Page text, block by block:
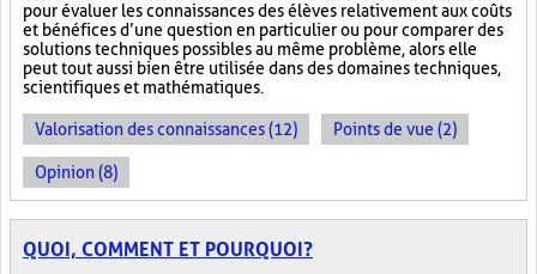
pour évaluer les connaissances des élèves relativement aux coûts
et bénéfices d’une question en particulier ou pour comparer des
solutions techniques possibles au même problème, alors elle
peut tout aussi bien être utilisée dans des domaines techniques,
scientifiques et mathématiques.
Valorisation des connaissances (12) Points de vue (2)
Opinion (8)
QUOI, COMMENT ET POURQUOI?